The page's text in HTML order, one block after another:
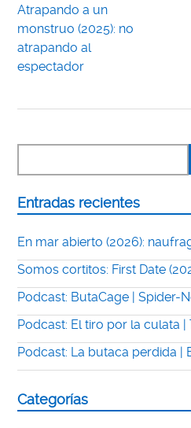
Atrapando a un
monstruo (2025): no
atrapando al
espectador
Entradas recientes
En mar abierto (2026):
Somos cortitos: First Date
Podcast: ButaCage | Spider-
Podcast: El tiro por la culata
Podcast: La butaca perdida |
Categorías